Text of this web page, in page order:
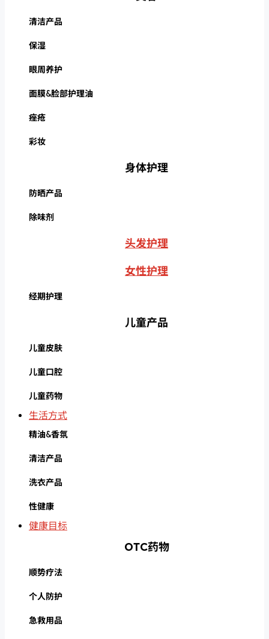
清洁产品
保湿
眼周养护
面膜&脸部护理油
痤疮
彩妆
身体护理
防晒产品
除味剂
头发护理
女性护理
经期护理
儿童产品
儿童皮肤
儿童口腔
儿童药物
生活方式
精油&香氛
清洁产品
洗衣产品
性健康
健康目标
OTC药物
顺势疗法
个人防护
急救用品